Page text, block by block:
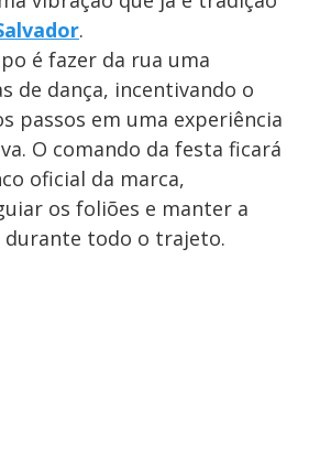
.
é fazer da rua uma
de dança, incentivando o
passos em uma experiência
O comando da festa ficará
oficial da marca,
os foliões e manter a
durante todo o trajeto.